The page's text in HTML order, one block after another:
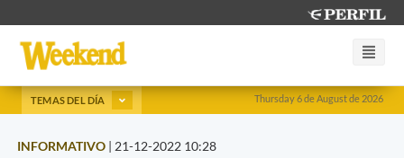
Thursday 6 de August de 2026
TEMAS DEL DÍA
INFORMATIVO | 21-12-2022 10:28